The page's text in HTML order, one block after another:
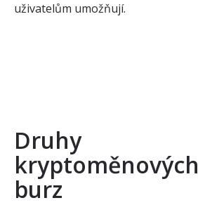
uživatelům umožňují.
Druhy
kryptoměnových
burz